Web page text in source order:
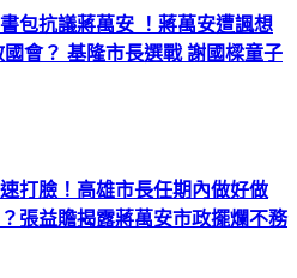
包抗議蔣萬安 ！蔣萬安遭諷想
會？ 基隆市長選戰 謝國樑童子
打臉！高雄市長任期內做好做
張益贍揭露蔣萬安市政擺爛不務